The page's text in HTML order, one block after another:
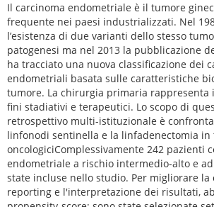
Il carcinoma endometriale è il tumore
frequente nei paesi industrializzati. Nel
l’esistenza di due varianti dello stesso
patogenesi ma nel 2013 la pubblicazione
ha tracciato una nuova classificazione dei
endometriali basata sulle caratteristiche
tumore. La chirurgia primaria rappresenta
fini stadiativi e terapeutici. Lo scopo di
retrospettivo multi-istituzionale è
linfonodi sentinella e la linfadenectomia
oncologiciComplessivamente 242 pazienti
endometriale a rischio intermedio-alto e
state incluse nello studio. Per migliorare la
reporting e l'interpretazione dei risultati,